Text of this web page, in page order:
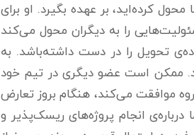
کرده‌اید، بر عهده بگیرد. او برای
را به دیگران محول می‌کند
تحویل را در دست داشته‌باشد. به
ممکن است عضو دیگری در تیم خود
موافقت می‌کند، هنگام بروز تعارض
انجام پروژه‌های ریسک‌پذیر و